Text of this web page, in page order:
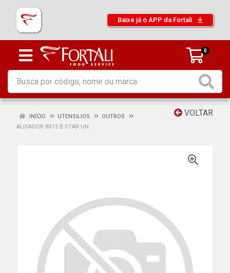
Baixe já o APP da Fortali
0
VOLTAR
INÍCIO UTENSILIOS
OUTROS
ALISADOR 8X15 B STAR UN